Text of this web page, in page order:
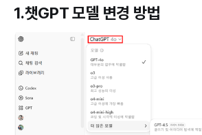
1.챗GPT 모델 변경 방법